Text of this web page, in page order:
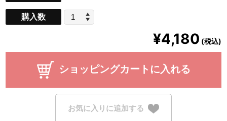
購入数
¥4,180 (税込)
ショッピングカートに入れる
お気に入りに追加する